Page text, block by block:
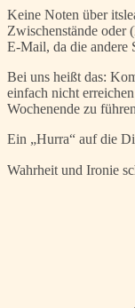
Keine Noten über
Zwischenstände oder
E-Mail, da die andere
Bei uns heißt das:
einfach nicht
Wochenende zu
Ein „Hurra“ auf die
Wahrheit und Ironie